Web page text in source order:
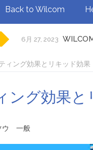
Back to Wilcom
6月 27, 2023
8月 19, 2024 刺繍業
7月 24, 2024 プリン
5月 22, 2024 自動デ
ィング効果とリキッド効果
ング効果と
ウ 一般